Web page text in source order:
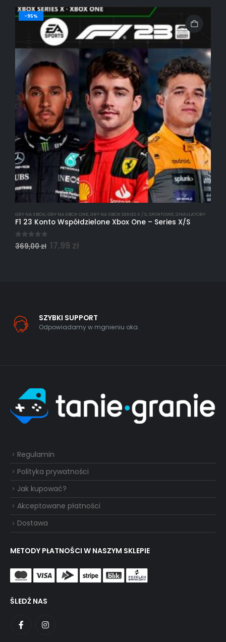
-95%
GRY NA XBOX, GRY NA XBOX ONE, GRY NA XBOX SERIES X / S, SPORTOWE, SYMULATORY
F1 23 Konto Współdzielone Xbox One – Series X/S
0 out of 5
369,00zł 17,99 zł
SZYBKI SUPPORT
Odpowiadamy w mgnieniu oka.
Regulamin
Polityka prywatności
Jak kupować?
Akceptowane płatności
Dostawa
METODY PŁATNOŚCI W NASZYM SKLEPIE
ŚLEDŹ NAS